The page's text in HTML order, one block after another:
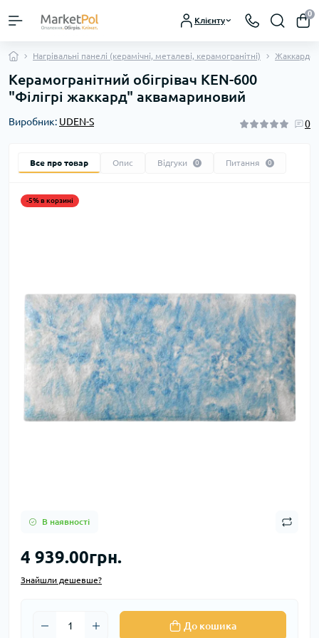
Клієнту
0
Нагрівальні панелі (керамічні, металеві, керамогранітні)
Керамогранітний обігрівач KEN-600
"Філігрі жаккард" аквамариновий
Виробник: UDEN-S 0
Все про товар Опис Відгуки 0 Питання 0
-5% в корзині
В наявності
4 939.00грн.
Знайшли дешевше?
До кошика